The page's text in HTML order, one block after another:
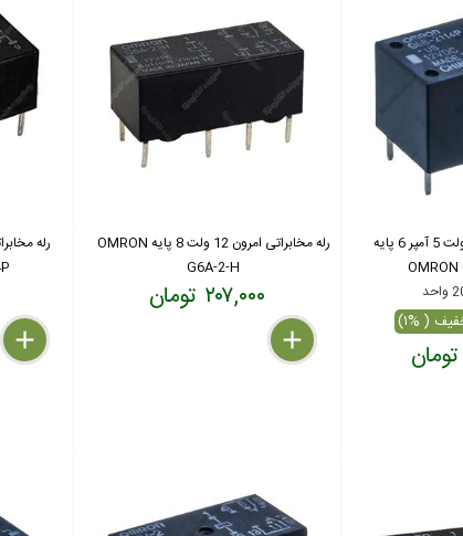
رله مخابراتی امرون 12 ولت 5 آمپر 6 پایه
OMRON
رله مخابراتی امرون 12 ولت 8 پایه OMRON
G6A-2-H
۲۰۷,۰۰۰ تومان
delete
remove
add
delete
remove
add